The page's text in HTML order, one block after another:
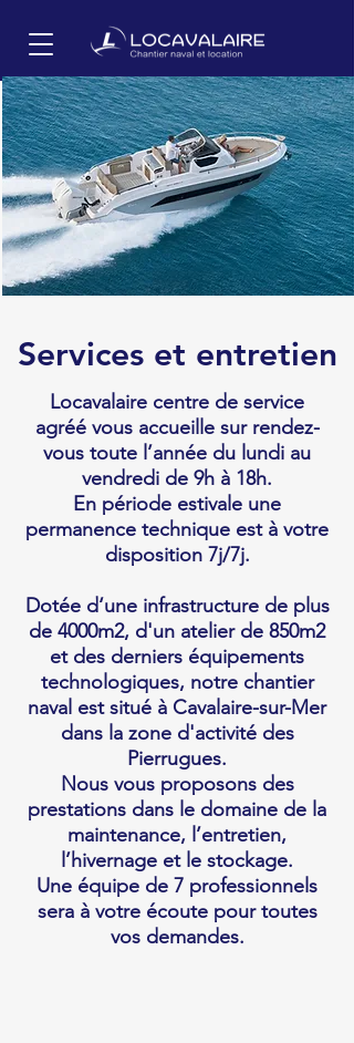
Services et entretien
Locavalaire centre de service
agréé vous accueille sur rendez-
vous toute l’année du lundi au
vendredi de 9h à 18h.
En période estivale une
permanence technique est à votre
disposition 7j/7j.
Dotée d‘une infrastructure de plus
de 4000m2, d'un atelier de 850m2
et des derniers équipements
technologiques, notre chantier
naval est situé à Cavalaire-sur-Mer
dans la zone d'activité des
Pierrugues.
Nous vous proposons des
prestations dans le domaine de la
maintenance, l’entretien,
l’hivernage et le stockage.
Une équipe de 7 professionnels
sera à votre écoute pour toutes
vos demandes.